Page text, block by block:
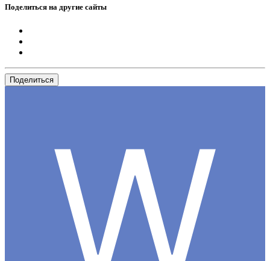
Поделиться на другие сайты
Поделиться